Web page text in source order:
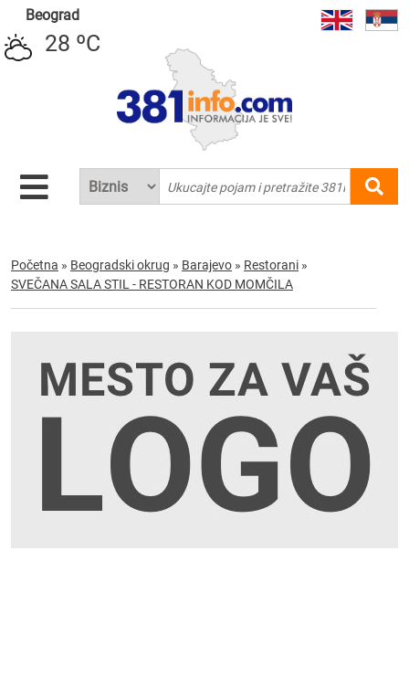
Beograd
28 ºC
Početna » Beogradski okrug » Barajevo » Restorani »
SVEČANA SALA STIL - RESTORAN KOD MOMČILA